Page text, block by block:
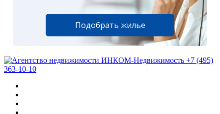
Подобрать жилье
+7 (495)
363-10-10